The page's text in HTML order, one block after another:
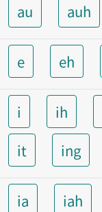
au auh
e eh
i ih
it
ing
ia iah